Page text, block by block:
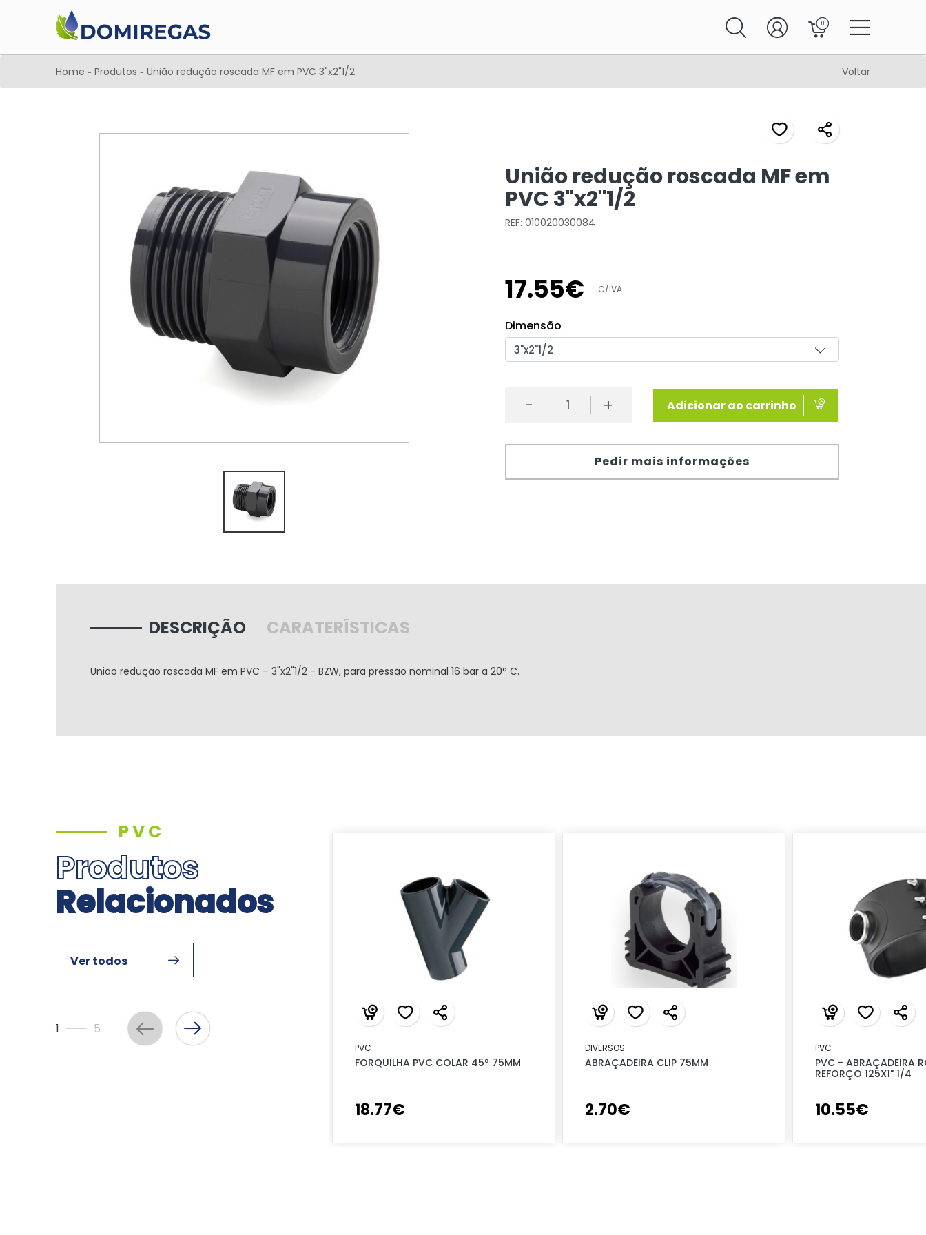
0
Home - Produtos - União redução roscada MF em PVC 3"x2"1/2 Voltar
União redução roscada MF em
PVC 3"x2"1/2
REF: 010020030084
17.55€ C/IVA
Dimensão
- + Adicionar ao carrinho
Pedir mais informações
DESCRIÇÃO CARATERÍSTICAS
União redução roscada MF em PVC – 3"x2"1/2 - BZW, para pressão nominal 16 bar a 20° C.
PVC
Produtos
Relacionados
Ver todos
1 5
PVC
FORQUILHA PVC COLAR 45º 75MM
18.77€
DIVERSOS
ABRAÇADEIRA CLIP 75MM
2.70€
PVC
PVC - ABRAÇADEIRA
REFORÇO 125X1" 1/4
10.55€